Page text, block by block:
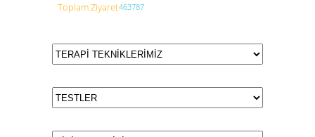
PSİKOTERAPİ DANIŞMANLIK
Toplam Ziyaret463787